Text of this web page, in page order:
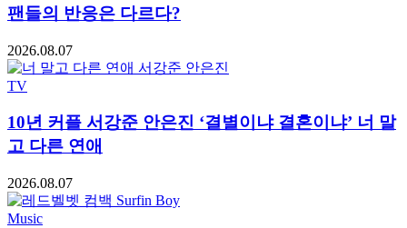
팬들의 반응은 다르다?
2026.08.07
TV
10년 커플 서강준 안은진 ‘결별이냐 결혼이냐’ 너 말
고 다른 연애
2026.08.07
Music